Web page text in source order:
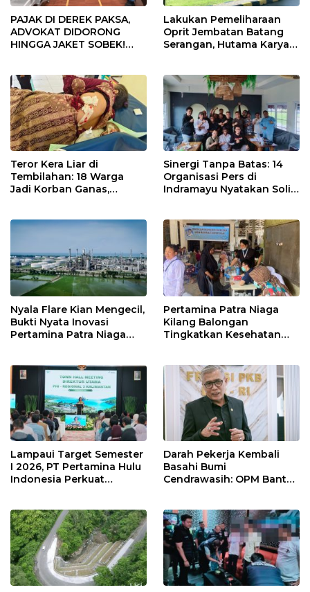
PAJAK DI DEREK PAKSA,
ADVOKAT DIDORONG
HINGGA JAKET SOBEK!
Pekanbaru!
Lakukan Pemeliharaan
Oprit Jembatan Batang
Serangan, Hutama Karya
Teror Kera Liar di
Tembilahan: 18 Warga
Jadi Korban Ganas,
Sinergi Tanpa Batas: 14
Organisasi Pers di
Indramayu Nyatakan Solid
Nyala Flare Kian Mengecil,
Bukti Nyata Inovasi
Pertamina Patra Niaga
Pertamina Patra Niaga
Kilang Balongan
Tingkatkan Kesehatan
Rutin dan Edukasi
Perawatan Gigi
Lampaui Target Semester
I 2026, PT Pertamina Hulu
Indonesia Perkuat
Keselamatan Kerja
Darah Pekerja Kembali
Basahi Bumi
Cendrawasih: OPM Bantai